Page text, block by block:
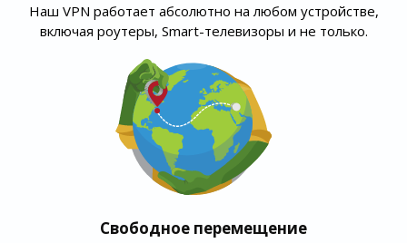
Наш VPN работает абсолютно на любом устройстве,
включая роутеры, Smart-телевизоры и не только.
Свободное перемещение